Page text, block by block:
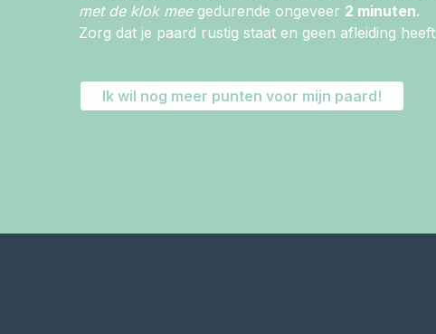
met de klok meegedurende ongeveer 2 minuten.
Zorg dat je paard rustig staat en geen afleiding heeft
Ik wil nog meer punten voor mijn paard!